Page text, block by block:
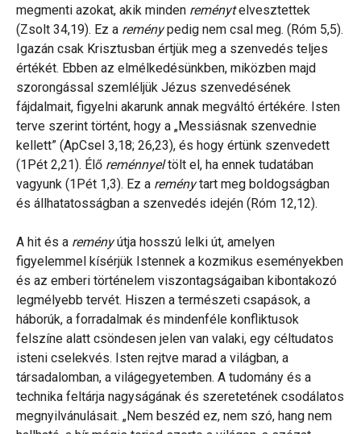
megmenti azokat, akik minden reménytelvesztettek
(Zsolt 34,19). Ez a reménypedig nem csal meg. (Róm 5,5).
Igazán csak Krisztusban értjük meg a szenvedés teljes
értékét. Ebben az elmélkedésünkben, miközben majd
szorongással szemléljük Jézus szenvedésének
fájdalmait, figyelni akarunk annak megváltó értékére. Isten
terve szerint történt, hogy a „Messiásnak szenvednie
kellett” (ApCsel 3,18; 26,23), és hogy értünk szenvedett
(1Pét 2,21). Élő reménnyeltölt el, ha ennek tudatában
vagyunk (1Pét 1,3). Ez a reménytart meg boldogságban
és állhatatosságban a szenvedés idején (Róm 12,12).
A hit és a reményútja hosszú lelki út, amelyen
figyelemmel kísérjük Istennek a kozmikus eseményekben
és az emberi történelem viszontagságaiban kibontakozó
legmélyebb tervét. Hiszen a természeti csapások, a
háborúk, a forradalmak és mindenféle konfliktusok
felszíne alatt csöndesen jelen van valaki, egy céltudatos
isteni cselekvés. Isten rejtve marad a világban, a
társadalomban, a világegyetemben. A tudomány és a
technika feltárja nagyságának és szeretetének csodálatos
megnyilvánulásait. „Nem beszéd ez, nem szó, hang nem